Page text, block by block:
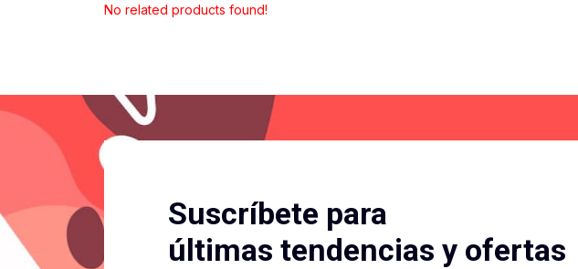
No related products found!
Suscríbete para
últimas tendencias y ofertas